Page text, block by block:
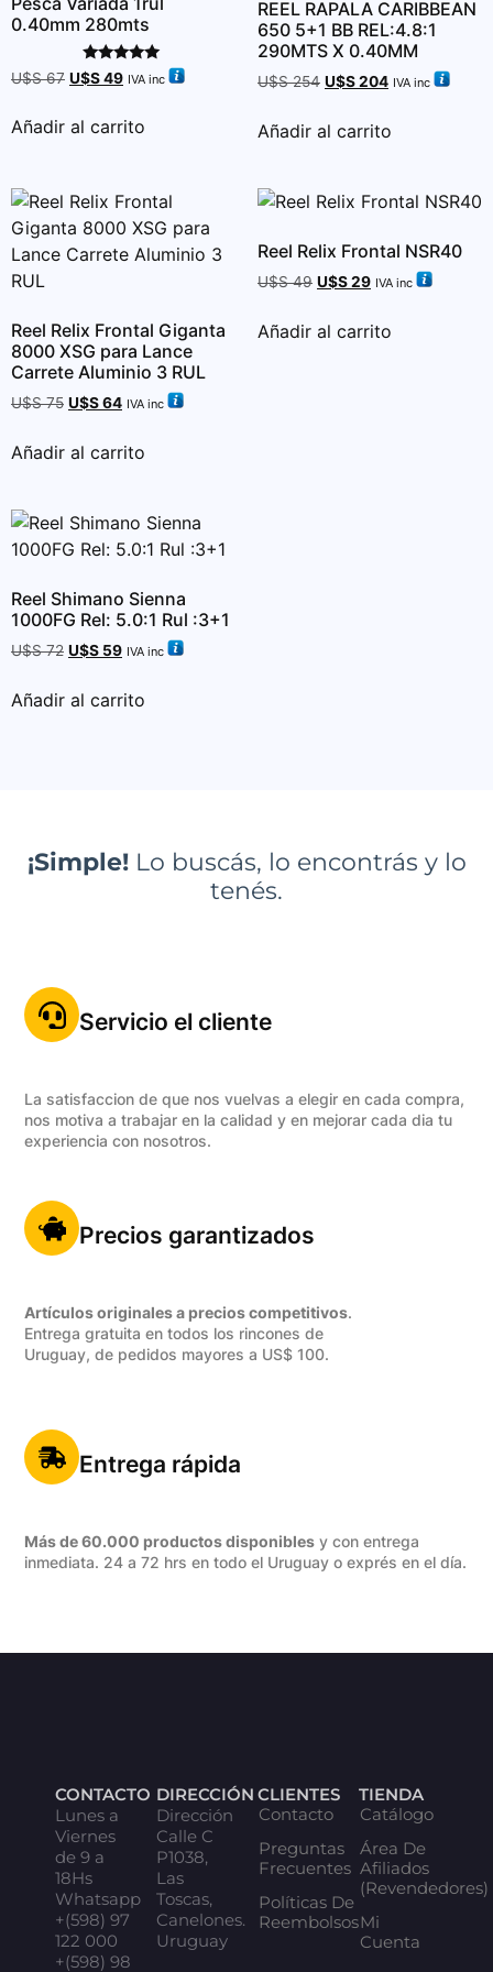
0.40mm 280mts
Valorado
con
U$S67 U$S49 IVA inc
Añadir al carrito
REEL RAPALA CARIBBEAN
650 5+1 BB REL:4.8:1
290MTS X 0.40MM
U$S254 U$S204 IVA inc
Añadir al carrito
Reel Relix Frontal Giganta
8000 XSG para Lance
Carrete Aluminio 3 RUL
U$S75 U$S64 IVA inc
Añadir al carrito
Reel Relix Frontal NSR40
U$S49 U$S29 IVA inc
Añadir al carrito
Reel Shimano Sienna
1000FG Rel: 5.0:1 Rul :3+1
U$S72 U$S 59 IVA inc
Añadir al carrito
¡Simple!Lo buscás, lo encontrás y lo
tenés.
Servicio el cliente
La satisfaccion de que nos vuelvas a elegir en cada compra,
nos motiva a trabajar en la calidad y en mejorar cada dia tu
experiencia con nosotros.
Precios garantizados
Artículos originales a precios competitivos.
Entrega gratuita en todos los rincones de
Uruguay, de pedidos mayores a US$ 100.
Entrega rápida
Más de 60.000 productos disponibles y con entrega
inmediata. 24 a 72 hrs en todo el Uruguay o exprés en el día.
CONTACTO
Lunes a
Viernes
de 9 a
18Hs
Whatsapp
+(598) 97
122 000
+(598) 98
DIRECCIÓN
Dirección
Calle C
P1038,
Las
Toscas,
Canelones.
Uruguay
CLIENTES
Contacto
Preguntas
Frecuentes
Políticas De
Reembolsos
TIENDA
Catálogo
Área De
Afiliados
(Revendedores)
Mi
Cuenta